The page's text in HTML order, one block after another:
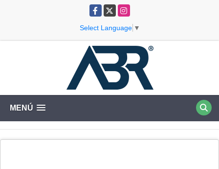
Facebook
X Instagram
Select Language ▼
MENÚ